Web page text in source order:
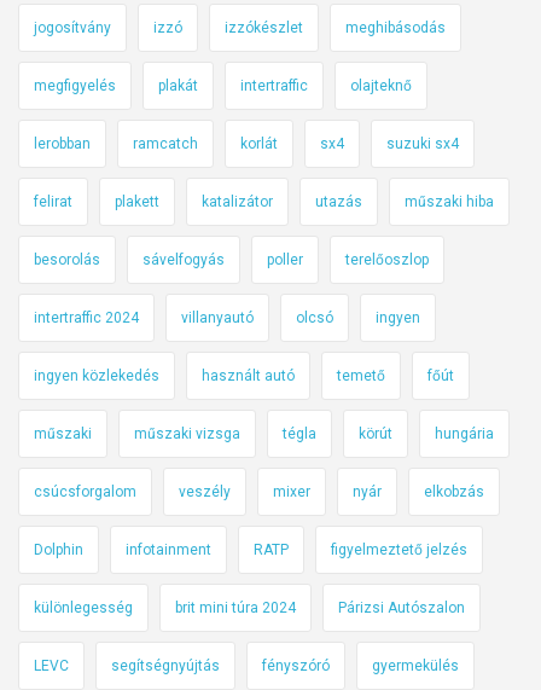
jogosítvány izzó izzókészlet meghibásodás
megfigyelés plakát intertraffic olajteknő
lerobban ramcatch korlát sx4 suzuki sx4
felirat plakett katalizátor utazás műszaki hiba
besorolás sávelfogyás poller terelőoszlop
intertraffic 2024 villanyautó olcsó ingyen
ingyen közlekedés használt autó temető főút
műszaki műszaki vizsga tégla körút hungária
csúcsforgalom veszély mixer nyár elkobzás
Dolphin infotainment RATP figyelmeztető jelzés
különlegesség brit mini túra 2024 Párizsi Autószalon
LEVC segítségnyújtás fényszóró gyermekülés